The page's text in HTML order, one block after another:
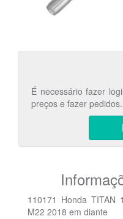
É necessário fazer
preços e fazer pedidos.
110171 Honda TITAN
M22 2018 em diante